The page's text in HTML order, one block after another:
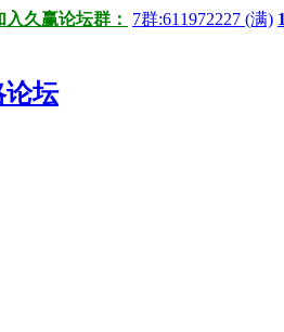
入久赢论坛群： 7群:611972227 (满)